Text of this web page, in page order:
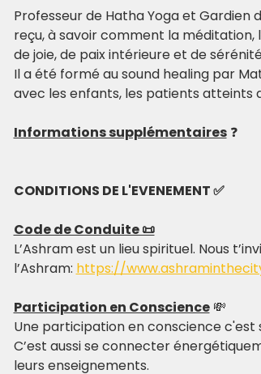
Professeur de Hatha Yoga et Gardien
reçu, à savoir comment la méditation,
de joie, de paix intérieure et de
Il a été formé au sound healing par
avec les enfants, les patients atteints
Informations supplémentaires ❓
CONDITIONS DE L'EVENEMENT ✅
Code de Conduite 📜
L’Ashram est un lieu spirituel. Nous
l’Ashram: https://
Participation en Conscience 💸
Une participation en conscience
C’est aussi se connecter
leurs enseignements.